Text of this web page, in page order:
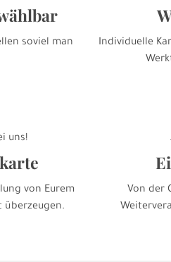
soviel man
Individuelle
uns!
von Eurem
überzeugen.
Von der